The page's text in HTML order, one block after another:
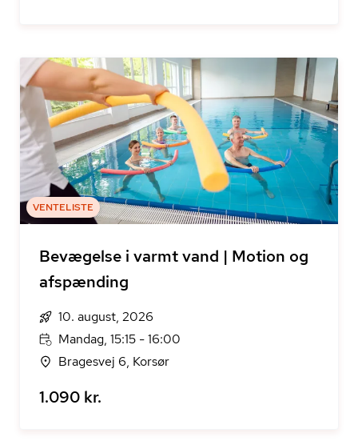
VENTELISTE
Bevægelse i varmt vand | Motion og
afspænding
10. august, 2026
Mandag, 15:15 - 16:00
Bragesvej 6, Korsør
1.090 kr.